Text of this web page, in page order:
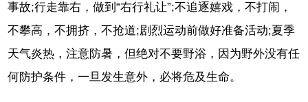
事故;行走靠右，做到“右行礼让”;不追逐嬉戏，不打闹，
不攀高，不拥挤，不抢道;剧烈运动前做好准备活动;夏季
天气炎热，注意防暑，但绝对不要野浴，因为野外没有任
何防护条件，一旦发生意外，必将危及生命。